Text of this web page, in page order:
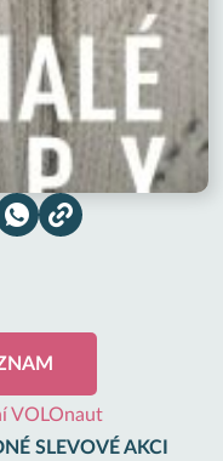
VOLOnaut
SLEVOVÉ AKCI